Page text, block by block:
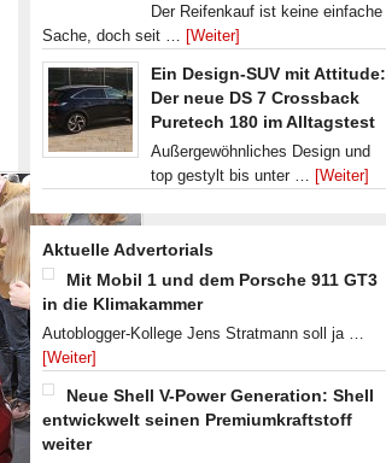
Der Reifenkauf ist keine einfache
Sache, doch seit … [Weiter]
Ein Design-SUV mit Attitude:
Der neue DS 7 Crossback
Puretech 180 im Alltagstest
Außergewöhnliches Design und
top gestylt bis unter … [Weiter]
Aktuelle Advertorials
Mit Mobil 1 und dem Porsche 911 GT3
in die Klimakammer
Autoblogger-Kollege Jens Stratmann soll ja …
[Weiter]
Neue Shell V-Power Generation: Shell
entwickwelt seinen Premiumkraftstoff
weiter